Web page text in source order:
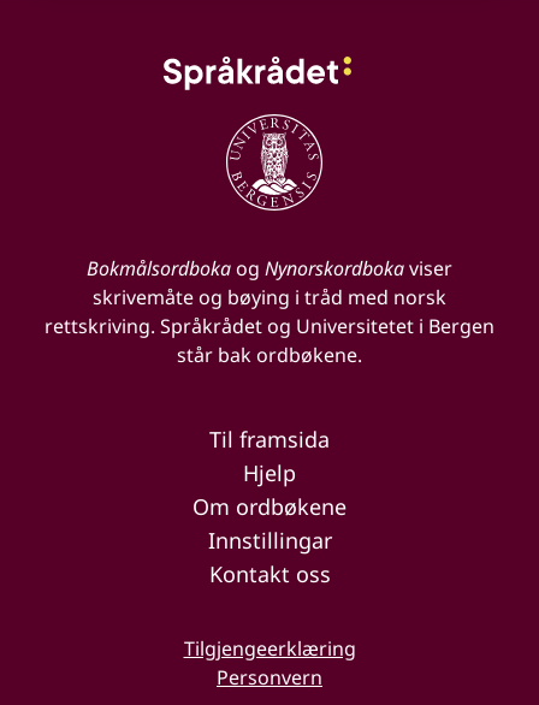
Bokmålsordbokaog Nynorskordbokaviser
skrivemåte og bøying i tråd med norsk
rettskriving. Språkrådet og Universitetet i Bergen
står bak ordbøkene.
Til framsida
Hjelp
Om ordbøkene
Innstillingar
Kontakt oss
Tilgjengeerklæring
Personvern